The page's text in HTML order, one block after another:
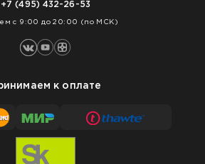
+7 (495) 432-26-53
с 9:00 до 20:00 (по МСК)
к оплате